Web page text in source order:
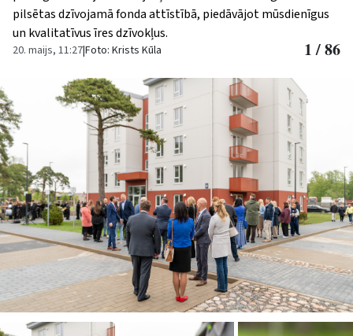
pilsētas dzīvojamā fonda attīstībā, piedāvājot mūsdienīgus
un kvalitatīvus īres dzīvokļus.
20. maijs, 11:27|Foto: Krists Kūla 1 / 86